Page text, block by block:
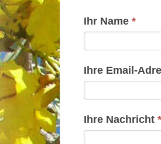
Kontakt
Basis
Ihr Name *
Ihre Email-
Ihre Nachricht *